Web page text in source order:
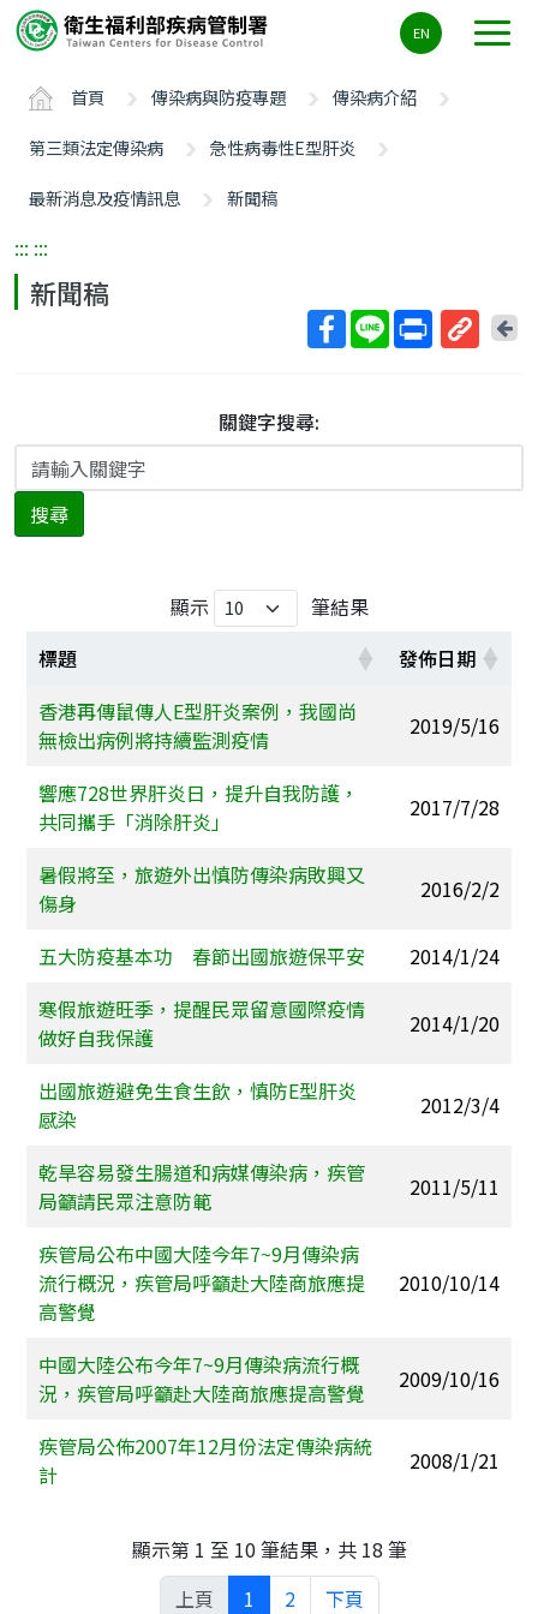
要
ALT+C
EN
首頁 傳染病與防疫專題
傳染病介紹
第三類法定傳染病
急性病毒性E型肝炎
最新消息及疫情訊息
新聞稿
::: :::
新聞稿
網
回
關鍵字搜尋:
搜尋
顯示
筆結果
標題
發佈日期
香港再傳鼠傳人E型肝炎案例，我國尚
無檢出病例將持續監測疫情
2019/5/16
響應728世界肝炎日，提升自我防護，
共同攜手「消除肝炎」
2017/7/28
暑假將至，旅遊外出慎防傳染病敗興又
傷身
2016/2/2
五大防疫基本功 春節出國旅遊保平安
2014/1/24
寒假旅遊旺季，提醒民眾留意國際疫情
做好自我保護
2014/1/20
出國旅遊避免生食生飲，慎防E型肝炎
感染
2012/3/4
乾旱容易發生腸道和病媒傳染病，疾管
局籲請民眾注意防範
2011/5/11
疾管局公布中國大陸今年7~9月傳染病
流行概況，疾管局呼籲赴大陸商旅應提
高警覺
2010/10/14
中國大陸公布今年7~9月傳染病流行概
況，疾管局呼籲赴大陸商旅應提高警覺
2009/10/16
疾管局公佈2007年12月份法定傳染病統
計
2008/1/21
顯示第 1 至 10 筆結果，共 18 筆
上頁
1 2 下頁